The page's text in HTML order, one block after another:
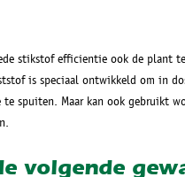
stikstof efficientie ook de plant
is speciaal ontwikkeld om in
spuiten. Maar kan ook gebruikt
volgende